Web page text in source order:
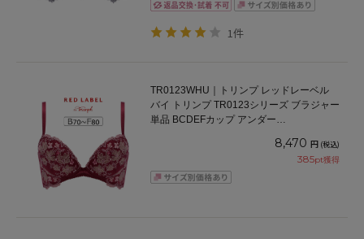
1件
TR0123WHU｜トリンプ レッドレーベル
バイ トリンプ TR0123シリーズ ブラジャー
単品 BCDEFカップ アンダー
8,470 円 (税込)
385pt獲得